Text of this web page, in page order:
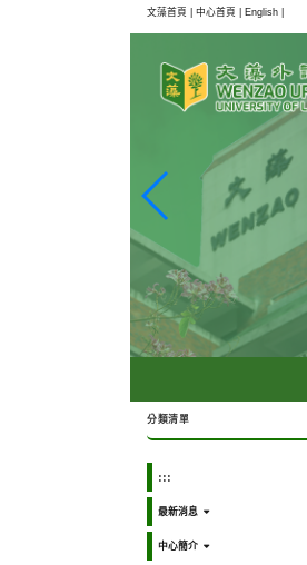
文藻首頁 | 中心首頁 | English |
分類清單
:::
最新消息
中心簡介